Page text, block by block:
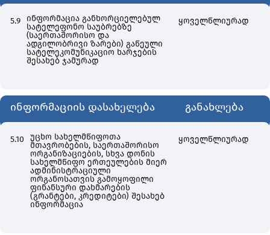
5.9
ინფორმაცია განხორციელებულ
სატელეფონო საუბრებზე
(საერთაშორისო და
ადგილობრივი ზარები) გაწეული
სატელეკომუნიკაციო ხარჯების
შესახებ ჯამურად
ყოველწლიურად
ინფორმაციის დასახელება განახლება
5.10
უცხო სახელმწიფოთა
მთავრობების, საერთაშორისო
ორგანიზაციების, სხვა დონის
სახელმწიფო ერთეულების მიერ
ადმინისტრაციული
ორგანოსათვის გამოყოფილი
ფინანსური დახმარების
(გრანტები, კრედიტები) შესახებ
ინფორმაცია
ყოველწლიურად